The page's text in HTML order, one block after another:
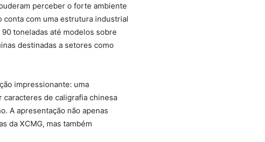
perceber o forte ambiente
conta com uma estrutura industrial
toneladas até modelos sobre
destinadas a setores como
impressionante: uma
caracteres de caligrafia chinesa
A apresentação não apenas
da XCMG, mas também